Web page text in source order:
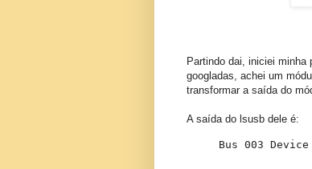
Partindo dai, iniciei minha
googladas, achei um
transformar a saída do
A saída do lsusb dele é:
Bus 003